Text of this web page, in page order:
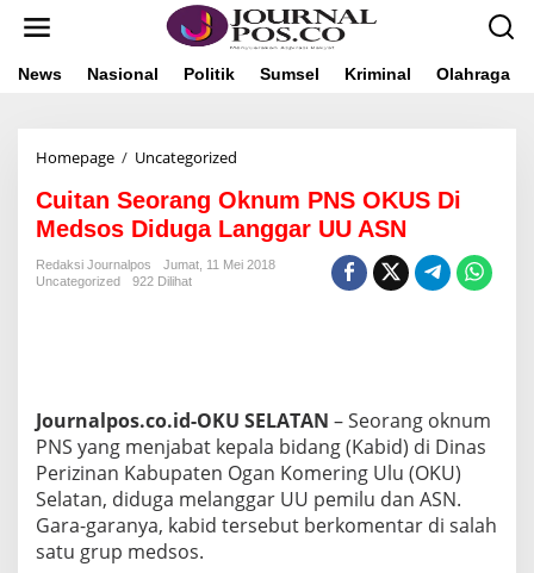
News Nasional Politik Sumsel Kriminal Olahraga
Homepage / Uncategorized
t
a
n
g
k
n
u
m
Cuitan Seorang Oknum PNS OKUS Di
Medsos Diduga Langgar UU ASN
Redaksi Journalpos
Jumat, 11 Mei 2018
Uncategorized
922 Dilihat
Journalpos.co.id-OKU SELATAN – Seorang oknum
PNS yang menjabat kepala bidang (Kabid) di Dinas
Perizinan Kabupaten Ogan Komering Ulu (OKU)
Selatan, diduga melanggar UU pemilu dan ASN.
Gara-garanya, kabid tersebut berkomentar di salah
satu grup medsos.